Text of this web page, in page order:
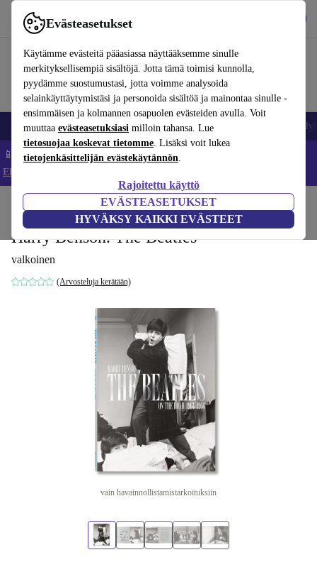
Evästeasetukset
Käytämme evästeitä pääasiassa näyttääksemme sinulle
merkityksellisempiä sisältöjä. Jotta tämä toimisi kunnolla,
pyydämme suostumustasi, jotta voimme analysoida
selainkäyttäytymistäsi ja personoida sisältöä ja mainontaa sinulle -
ensimmäisen ja kolmannen osapuolen evästeiden avulla. Voit
muuttaa evästeasetuksiasi milloin tahansa. Lue
tietosuojaa koskevat tietomme. Lisäksi voit lukea
tietojenkäsittelijän evästekäytännön.
Rajoitettu käyttö
EVÄSTEASETUKSET
HYVÄKSY KAIKKI EVÄSTEET
Käytä refurbed-palvelua nopeasti ja helposti
Matkapuhelimet ja älypuhelimet Kannettavat tietokoneet
📱 Säästä 5 % LISÄÄ iPhoneista – Koodi: IPHONEDEAL –
Ehdot ja säännöt
Huonekalut
Harry Benson. The Beatles
valkoinen
(Arvosteluja kerätään)
vain havainnollistamistarkoituksiin